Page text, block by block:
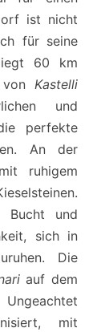
ist nicht
für seine
60 km
Kastelli
und
perfekte
An der
ruhigem
Bucht und
sich in
Die
auf dem
mit